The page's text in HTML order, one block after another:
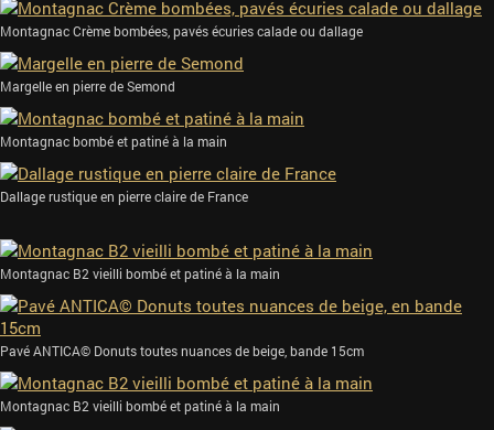
Montagnac Crème bombées, pavés écuries calade ou dallage
Margelle en pierre de Semond
Montagnac bombé et patiné à la main
Dallage rustique en pierre claire de France
Montagnac B2 vieilli bombé et patiné à la main
Pavé ANTICA© Donuts toutes nuances de beige, bande 15cm
Montagnac B2 vieilli bombé et patiné à la main